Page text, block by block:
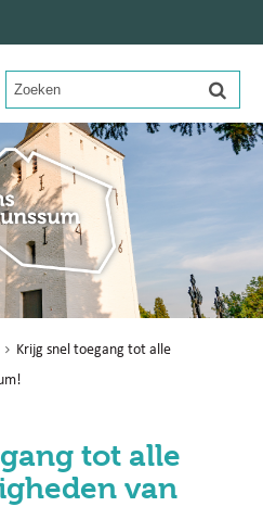
Krijg snel toegang tot alle
tot alle
van